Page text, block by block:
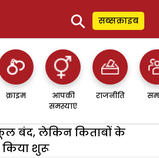
⚲ सब्सक्राइब
क्राइम
आपकी
समस्याएं
राजनीति
बंद, लेकिन किताबों के
शुरू